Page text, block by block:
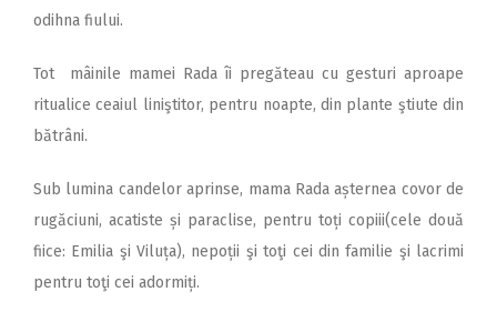
odihna fiului.
Tot mâinile mamei Rada îi pregăteau cu gesturi aproape
ritualice ceaiul liniştitor, pentru noapte, din plante ştiute din
bătrâni.
Sub lumina candelor aprinse, mama Rada așternea covor de
rugăciuni, acatiste și paraclise, pentru toți copiii(cele două
fiice: Emilia şi Viluța), nepoții şi toţi cei din familie şi lacrimi
pentru toţi cei adormiți.